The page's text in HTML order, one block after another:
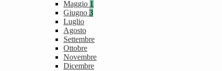
Maggio 1
Giugno 3
Luglio
Agosto
Settembre
Ottobre
Novembre
Dicembre